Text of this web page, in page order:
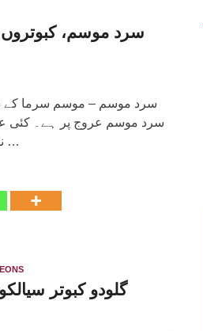
سرد موسم،
سرد موسم – موسم سرما کے
سرد موسم عروج پر ہے۔ کئی
نظر نہیں آتا۔ ساتھ ساتھ ٹھنڈی …
گلودو کبوتر